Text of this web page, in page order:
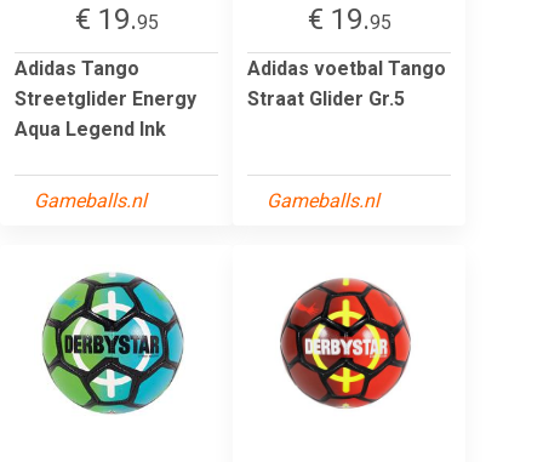
€ 19.95
Adidas Tango
Streetglider Energy
Aqua Legend Ink
Gameballs.nl
€ 19.95
Adidas voetbal Tango
Straat Glider Gr.5
Gameballs.nl